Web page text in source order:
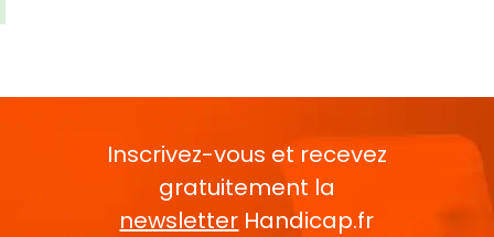
Inscrivez-vous et recevez
gratuitement la
newsletter Handicap.fr